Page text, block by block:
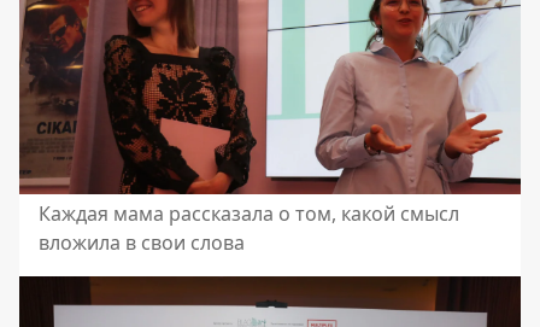
Каждая мама рассказала о том, какой смысл
вложила в свои слова